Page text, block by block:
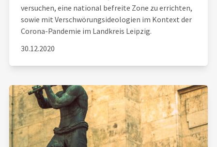
versuchen, eine national befreite Zone zu errichten,
sowie mit Verschwörungsideologien im Kontext der
Corona-Pandemie im Landkreis Leipzig.
30.12.2020